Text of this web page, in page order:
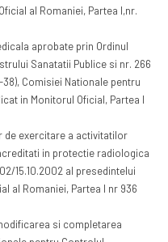
al Romaniei, Partea I,nr.
aprobate prin Ordinul
Sanatatii Publice si nr. 266
Comisiei Nationale pentru
in Monitorul Oficial, Partea I
de exercitare a activitatilor
in protectie radiologica
15.10.2002 al presedintelui
al Romaniei, Partea I nr 936
si completarea